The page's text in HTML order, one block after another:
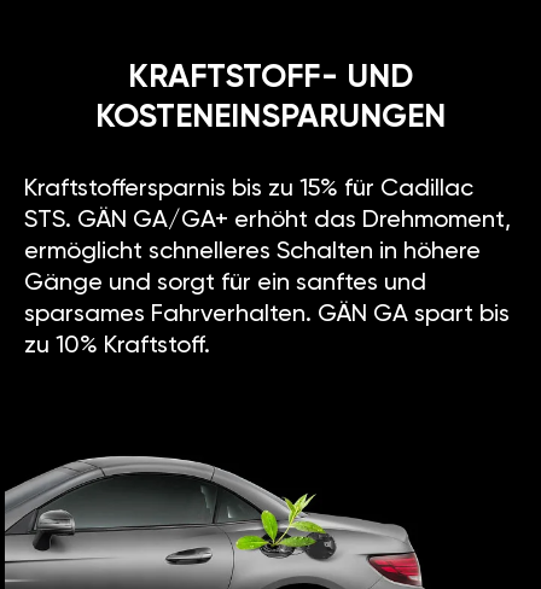
KRAFTSTOFF- UND
KOSTENEINSPARUNGEN
Kraftstoffersparnis bis zu 15% für Cadillac
STS. GÄN GA/GA+ erhöht das Drehmoment,
ermöglicht schnelleres Schalten in höhere
Gänge und sorgt für ein sanftes und
sparsames Fahrverhalten. GÄN GA spart bis
zu 10% Kraftstoff.